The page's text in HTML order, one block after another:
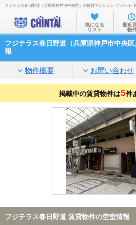
お部屋を探す
沿線・駅
家賃相場か
通勤通学
物件特集
不動産会
TOP
フジテラス春日野道（兵庫県神戸市中央区）の賃貸マンション･アパート･
気になる
リスト
最近
物
フジテラス春日野道（兵庫県神戸市中央
報
物件概要 お問い合わせ
掲載中の賃貸物件は5件
フジテラス春日野道 賃貸物件の空室情報